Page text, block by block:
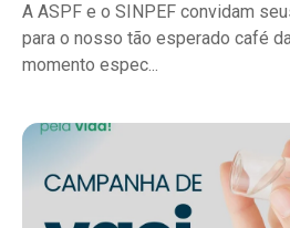
A ASPF e o SINPEF convidam
para o nosso tão esperado café
momento espec...